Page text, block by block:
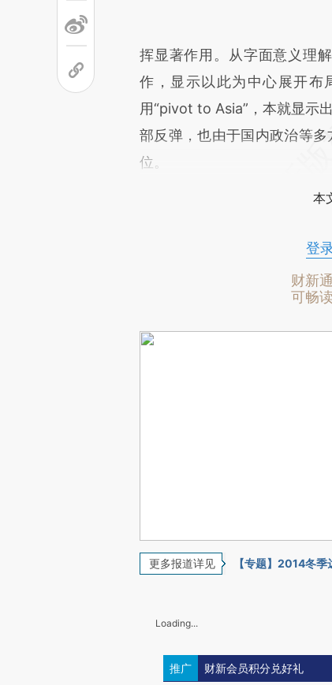
挥显著作用。从字面意义理
作，显示以此为中心展开布
用“pivot to Asia”，本就显示
部反弹，也由于国内政治等
位。
本
登
财新
可畅
更多报道详见 【专题】2014冬季
Loading...
推广 财新会员积分兑好礼